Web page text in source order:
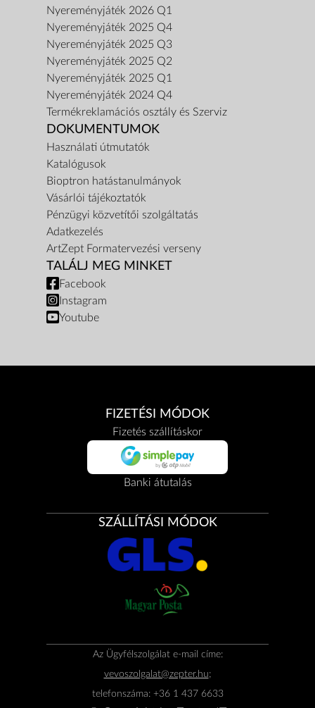
Nyereményjáték 2026 Q1
Nyereményjáték 2025 Q4
Nyereményjáték 2025 Q3
Nyereményjáték 2025 Q2
Nyereményjáték 2025 Q1
Nyereményjáték 2024 Q4
Termékreklamációs osztály és Szerviz
DOKUMENTUMOK
Használati útmutatók
Katalógusok
Bioptron hatástanulmányok
Vásárlói tájékoztatók
Pénzügyi közvetítői szolgáltatás
Adatkezelés
ArtZept Formatervezési verseny
TALÁLJ MEG MINKET
Facebook
Instagram
Youtube
FIZETÉSI MÓDOK
Fizetés szállításkor
Banki átutalás
SZÁLLÍTÁSI MÓDOK
Az Ügyfélszolgálat e-mail címe:
vevoszolgalat@zepter.hu;
telefonszáma: +36 1 437 6633